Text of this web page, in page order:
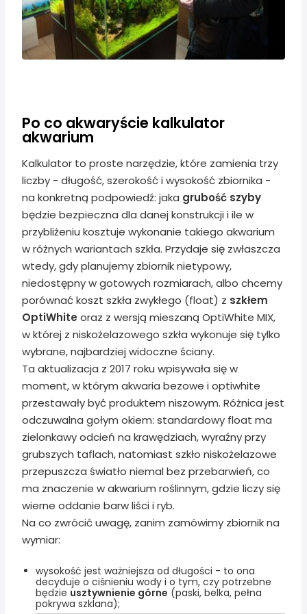
Po co akwaryście kalkulator
akwarium
Kalkulator to proste narzędzie, które zamienia trzy
liczby - długość, szerokość i wysokość zbiornika -
na konkretną podpowiedź: jaka grubość szyby
będzie bezpieczna dla danej konstrukcji i ile w
przybliżeniu kosztuje wykonanie takiego akwarium
w różnych wariantach szkła. Przydaje się zwłaszcza
wtedy, gdy planujemy zbiornik nietypowy,
niedostępny w gotowych rozmiarach, albo chcemy
porównać koszt szkła zwykłego (float) z szkłem
OptiWhite oraz z wersją mieszaną OptiWhite MIX,
w której z niskożelazowego szkła wykonuje się tylko
wybrane, najbardziej widoczne ściany.
Ta aktualizacja z 2017 roku wpisywała się w
moment, w którym akwaria bezowe i optiwhite
przestawały być produktem niszowym. Różnica jest
odczuwalna gołym okiem: standardowy float ma
zielonkawy odcień na krawędziach, wyraźny przy
grubszych taflach, natomiast szkło niskożelazowe
przepuszcza światło niemal bez przebarwień, co
ma znaczenie w akwarium roślinnym, gdzie liczy się
wierne oddanie barw liści i ryb.
Na co zwrócić uwagę, zanim zamówimy zbiornik na
wymiar:
wysokość jest ważniejsza od długości - to ona
decyduje o ciśnieniu wody i o tym, czy potrzebne
będzie usztywnienie górne (paski, belka, pełna
pokrywa szklana);